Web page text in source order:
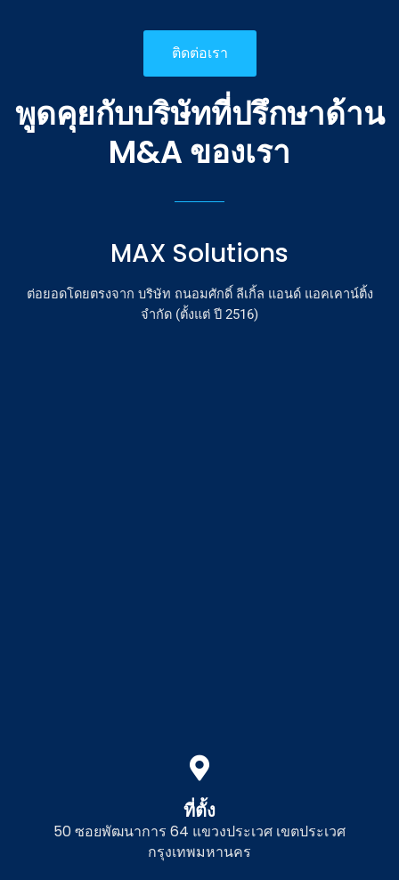
ติดต่อเรา
พูดคุยกับบริษัทที่ปรึกษาด้าน
M&A ของเรา
MAX Solutions
ต่อยอดโดยตรงจาก บริษัท ถนอมศักดิ์ ลีเกิ้ล แอนด์ แอคเคาน์ติ้ง
จำกัด (ตั้งแต่ ปี 2516)
ที่ตั้ง
50 ซอยพัฒนาการ 64 แขวงประเวศ เขตประเวศ
กรุงเทพมหานคร